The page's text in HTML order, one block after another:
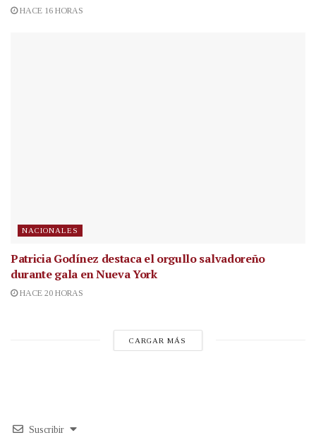
HACE 16 HORAS
NACIONALES
Patricia Godínez destaca el orgullo salvadoreño
durante gala en Nueva York
HACE 20 HORAS
CARGAR MÁS
Suscribir